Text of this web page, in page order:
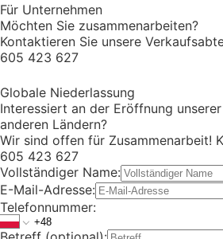
Für Unternehmen
Möchten Sie zusammenarbeiten?
Kontaktieren Sie unsere
605 423 627
Globale Niederlassung
Interessiert an der Eröffnung
anderen Ländern?
Wir sind offen für Zusammenarbeit!
605 423 627
Vollständiger Name:
E-Mail-Adresse:
Telefonnummer: